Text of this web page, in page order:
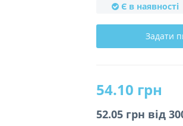
Є в наявності
Задати
54.10 грн
52.05 грн вiд